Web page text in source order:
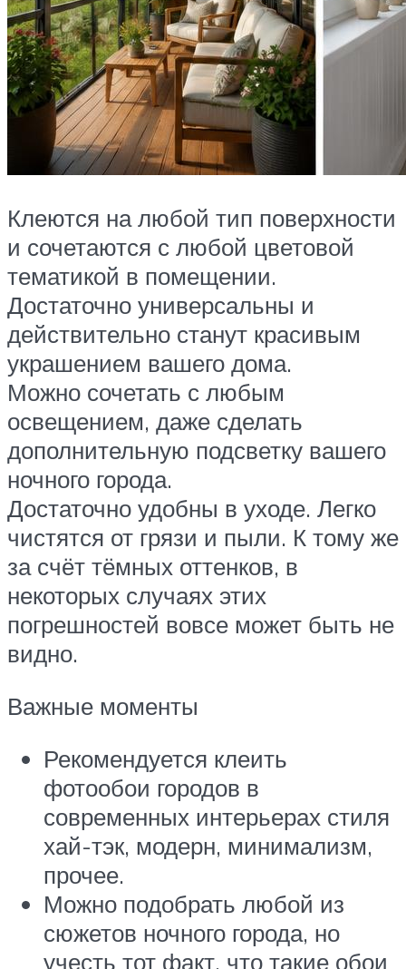
Клеются на любой тип поверхности
и сочетаются с любой цветовой
тематикой в помещении.
Достаточно универсальны и
действительно станут красивым
украшением вашего дома.
Можно сочетать с любым
освещением, даже сделать
дополнительную подсветку вашего
ночного города.
Достаточно удобны в уходе. Легко
чистятся от грязи и пыли. К тому же
за счёт тёмных оттенков, в
некоторых случаях этих
погрешностей вовсе может быть не
видно.
Важные моменты
Рекомендуется клеить
фотообои городов в
современных интерьерах стиля
хай-тэк, модерн, минимализм,
прочее.
Можно подобрать любой из
сюжетов ночного города, но
учесть тот факт, что такие обои